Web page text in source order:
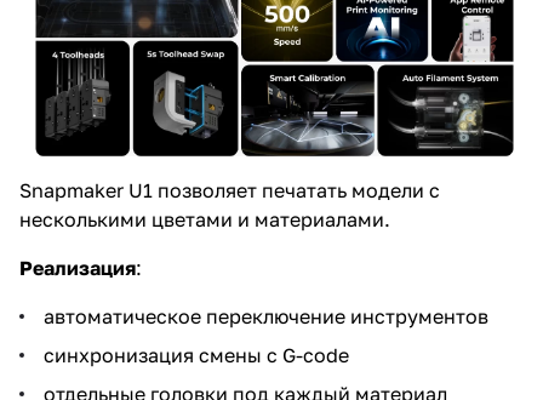
Snapmaker U1 позволяет печатать модели с
несколькими цветами и материалами.
Реализация:
автоматическое переключение инструментов
синхронизация смены с G-code
отдельные головки под каждый материал